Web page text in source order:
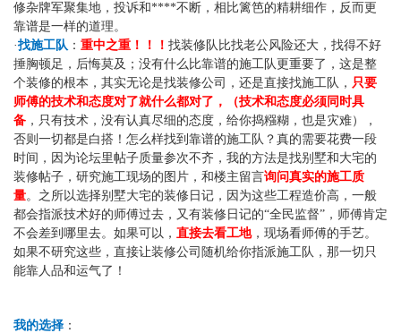
修杂牌军聚集地，投诉和****不断，相比篱笆的精耕细作，反而更
靠谱是一样的道理。
·找施工队 ： 重中之重！！！ 找装修队比找老公风险还大，找得不好
捶胸顿足，后悔莫及；没有什么比靠谱的施工队更重要了，这是整
个装修的根本，其实无论是找装修公司，还是直接找施工队， 只要
师傅的技术和态度对了就什么都对了，（技术和态度必须同时具
备 ，只有技术，没有认真尽细的态度，给你捣糨糊，也是灾难），
否则一切都是白搭！怎么样找到靠谱的施工队？真的需要花费一段
时间，因为论坛里帖子质量参次不齐，我的方法是找别墅和大宅的
装修帖子，研究施工现场的图片，和楼主留言询问真实的施工质
量。之所以选择别墅大宅的装修日记，因为这些工程造价高，一般
都会指派技术好的师傅过去，又有装修日记的“全民监督”，师傅肯定
不会差到哪里去。如果可以， 直接去看工地，现场看师傅的手艺。
如果不研究这些，直接让装修公司随机给你指派施工队，那一切只
能靠人品和运气了！
我的选择 ：